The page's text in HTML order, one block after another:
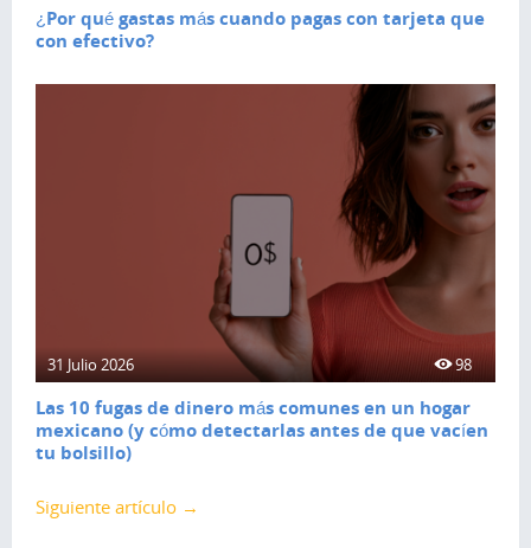
¿Por qué gastas más cuando pagas con tarjeta que
con efectivo?
31 Julio 2026 98
Las 10 fugas de dinero más comunes en un hogar
mexicano (y cómo detectarlas antes de que vacíen
tu bolsillo)
Siguiente artículo →